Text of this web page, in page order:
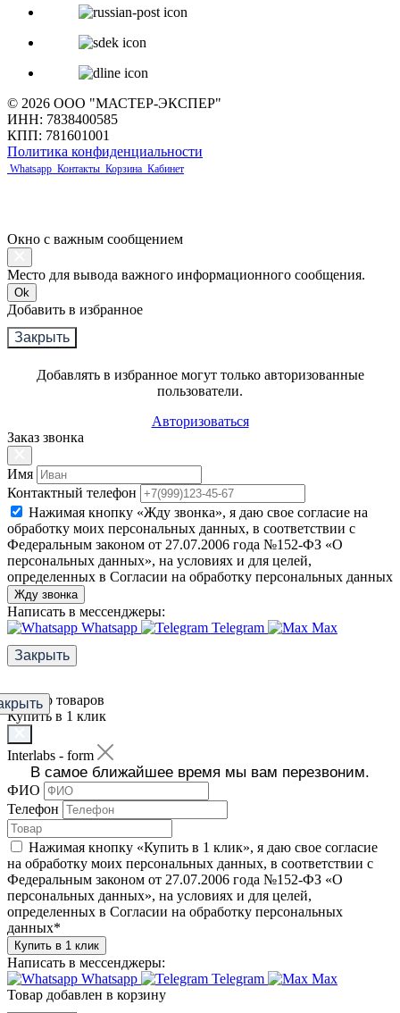
© 2026 ООО "МАСТЕР-ЭКСПЕР"
ИНН: 7838400585
КПП: 781601001
Политика конфиденциальности
Whatsapp Контакты Корзина Кабинет
Окно с важным сообщением
Место для вывода важного информационного сообщения.
Ok
Добавить в избранное
Закрыть
Добавлять в избранное могут только авторизованные
пользователи.
Авторизоваться
Заказ звонка
Имя
Контактный телефон
Нажимая кнопку «Жду звонка», я даю свое согласие на
обработку моих персональных данных, в соответствии с
Федеральным законом от 27.07.2006 года №152-ФЗ «О
персональных данных», на условиях и для целей,
определенных в Согласии на обработку персональных данных
Жду звонка
Написать в мессенджеры:
Whatsapp
Telegram
Max
Закрыть
Фильтр товаров
Купить в 1 клик
Interlabs - form
В самое ближайшее время мы вам перезвоним.
ФИО
Телефон
Нажимая кнопку «Купить в 1 клик», я даю свое согласие
на обработку моих персональных данных, в соответствии с
Федеральным законом от 27.07.2006 года №152-ФЗ «О
персональных данных», на условиях и для целей,
определенных в Согласии на обработку персональных
данных*
Купить в 1 клик
Написать в мессенджеры:
Whatsapp
Telegram
Max
Товар добавлен в корзину